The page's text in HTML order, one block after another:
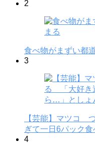
2
食べ物がまずい都
3
【芸能】マツコ
ぎて一日6パック
4